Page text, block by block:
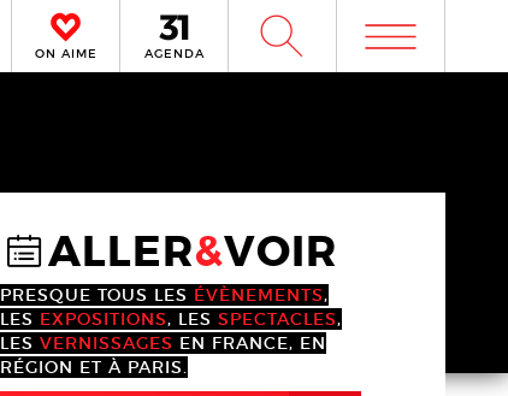
ON AIME AGENDA W m
@ALLER&VOIR
PRESQUE TOUS LES ÉVÈNEMENTS,
LES EXPOSITIONS, LES SPECTACLES,
LES VERNISSAGES EN FRANCE, EN
RÉGION ET À PARIS.